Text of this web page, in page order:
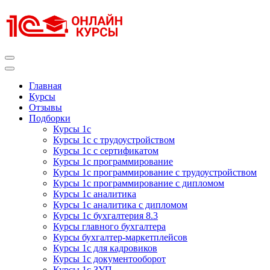
к
содержимому
Главная
Курсы
Отзывы
Подборки
Курсы 1с
Курсы 1с с трудоустройством
Курсы 1с с сертификатом
Курсы 1с программирование
Курсы 1с программирование с трудоустройством
Курсы 1с программирование с дипломом
Курсы 1с аналитика
Курсы 1с аналитика с дипломом
Курсы 1с бухгалтерия 8.3
Курсы главного бухгалтера
Курсы бухгалтер-маркетплейсов
Курсы 1с для кадровиков
Курсы 1с документооборот